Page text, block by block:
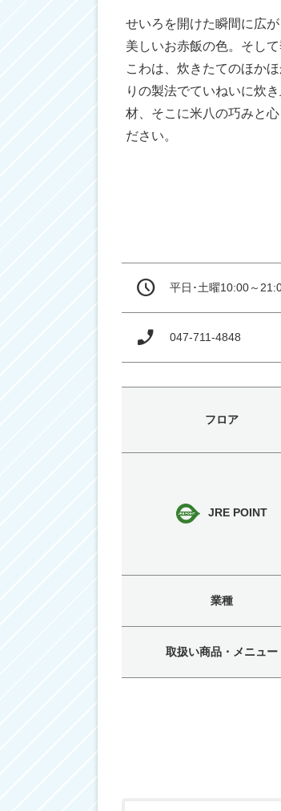
せいろを開けた瞬間に広
美しいお赤飯の色。そし
こわは、炊きたてのほか
りの製法でていねいに炊
材、そこに米八の巧みと
ださい。
平日･土曜10:00～
047-711-4848
フロア
JRE POINT
業種
取扱い商品・メニュー